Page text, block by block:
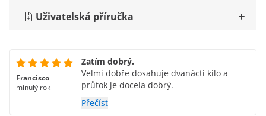
Uživatelská příručka
Francisco
minulý rok
Zatím dobrý.
Velmi dobře dosahuje dvanácti kilo a
průtok je docela dobrý.
Přečíst